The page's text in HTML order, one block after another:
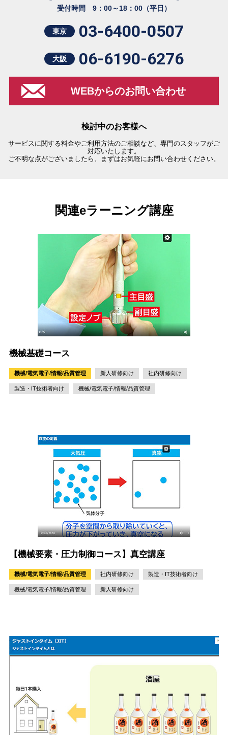
受付時間 9：00～18：00（平日）
東京 03-6400-0507
大阪 06-6190-6276
WEBからのお問い合わせ
検討中のお客様へ
サービスに関する料金やご利用方法のご相談など、専門のスタッフがご
対応いたします。
ご不明な点がございましたら、まずはお気軽にお問い合わせください。
関連eラーニング講座
機械基礎コース
機械/電気電子/情報/品質管理 新人研修向け 社内研修向け
製造・IT技術者向け 機械/電気電子/情報/品質管理
【機械要素・圧力制御コース】真空講座
機械/電気電子/情報/品質管理 社内研修向け 製造・IT技術者向け
機械/電気電子/情報/品質管理 新人研修向け